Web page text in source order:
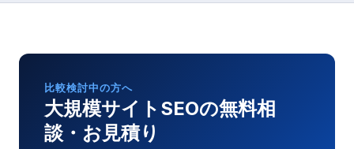
比較検討中の方へ
大規模サイトSEOの無料相
談・お見積り